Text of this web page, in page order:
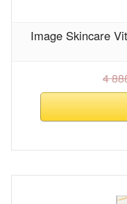
Image Skincare
4